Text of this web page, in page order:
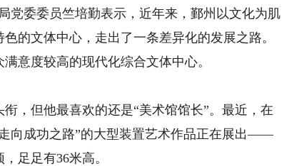
党委委员竺培勤表示，近年来，鄞州以文化为肌
的文体中心，走出了一条差异化的发展之路。
意度较高的现代化综合文体中心。
但他最喜欢的还是“美术馆馆长”。最近，在
向成功之路”的大型装置艺术作品正在展出——
足足有36米高。